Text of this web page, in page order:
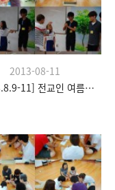
2013-08-11
[2013.8.9-11] 전교인 여름수련회- "이쉼 전쉼"